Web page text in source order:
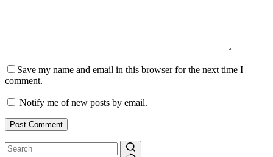
Save my name and email in this browser for the next time I
comment.
Notify me of new posts by email.
Post Comment